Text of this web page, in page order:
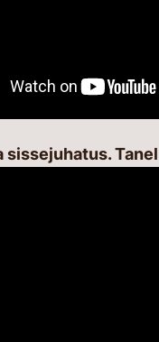
sissejuhatus.